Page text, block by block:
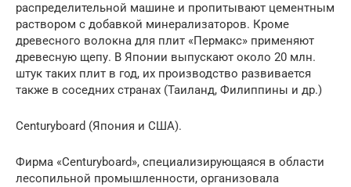
распределительной машине и пропитывают цементным
раствором с добавкой минерализаторов. Кроме
древесного волокна для плит «Пермакс» применяют
древесную щепу. В Японии выпускают около 20 млн.
штук таких плит в год, их производство развивается
также в соседних странах (Таиланд, Филиппины и др.)
Сenturyboard (Япония и США).
Фирма «Сenturyboard», специализирующаяся в области
лесопильной промышленности, организовала